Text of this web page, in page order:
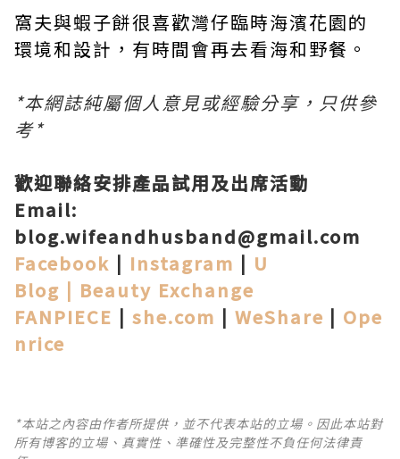
窩夫與蝦子餅很喜歡灣仔臨時海濱花園的
環境和設計，有時間會再去看海和野餐。
*本網誌純屬個人意見或經驗分享，只供參
考*
歡迎聯絡安排產品試用及出席活動
Email:
blog.wifeandhusband@gmail.com
Facebook | Instagram | U
Blog | Beauty Exchange
FANPIECE | she.com | WeShare | Ope
nrice
*本站之內容由作者所提供，並不代表本站的立場。因此本站對
所有博客的立場、真實性、準確性及完整性不負任何法律責